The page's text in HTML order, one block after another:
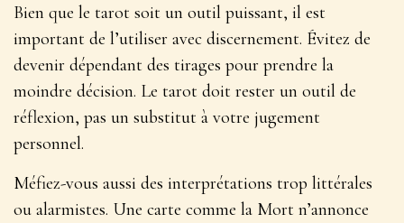
Bien que le tarot soit un outil puissant, il est
important de l’utiliser avec discernement. Évitez de
devenir dépendant des tirages pour prendre la
moindre décision. Le tarot doit rester un outil de
réflexion, pas un substitut à votre jugement
personnel.
Méfiez-vous aussi des interprétations trop littérales
ou alarmistes. Une carte comme la Mort n’annonce